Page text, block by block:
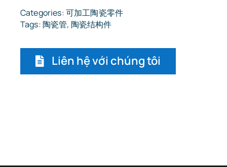
Categories:可加工陶瓷零件
Tags: 陶瓷管, 陶瓷结构件
Liên hệ với chúng tôi